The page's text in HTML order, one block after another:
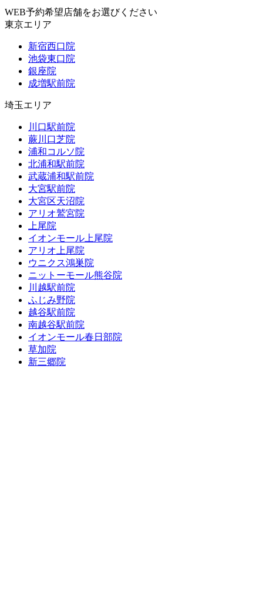
WEB予約希望店舗をお選びください
東京エリア
新宿西口院
池袋東口院
銀座院
成増駅前院
埼玉エリア
川口駅前院
蕨川口芝院
浦和コルソ院
北浦和駅前院
武蔵浦和駅前院
大宮駅前院
大宮区天沼院
アリオ鷲宮院
上尾院
イオンモール上尾院
アリオ上尾院
ウニクス鴻巣院
ニットーモール熊谷院
川越駅前院
ふじみ野院
越谷駅前院
南越谷駅前院
イオンモール春日部院
草加院
新三郷院